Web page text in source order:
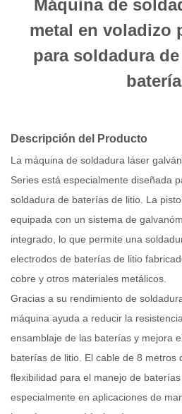
Máquina de
metal en voladizo
para soldadura
Descripción del Producto
La máquina de soldadura láser
Series está especialmente diseñada
soldadura de baterías de litio. La
equipada con un sistema de
integrado, lo que permite una
electrodos de baterías de litio
cobre y otros materiales metálicos.
Gracias a su rendimiento de
máquina ayuda a reducir la
ensamblaje de las baterías y mejora
baterías de litio. El cable de 8 metros
flexibilidad para el manejo de
especialmente en aplicaciones de